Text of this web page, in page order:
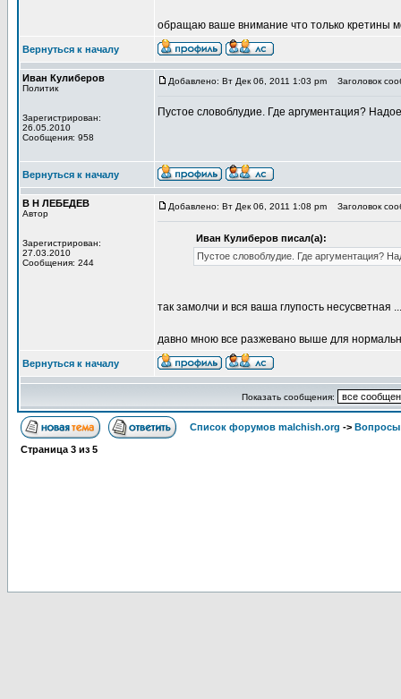
обращаю ваше внимание что только кретины
Вернуться к началу
Иван Кулиберов
Политик
Зарегистрирован:
26.05.2010
Сообщения: 958
Добавлено: Вт Дек 06, 2011 1:03 pm Заголовок
Пустое словоблудие. Где аргументация?
Вернуться к началу
В Н ЛЕБЕДЕВ
Автор
Зарегистрирован:
27.03.2010
Сообщения: 244
Добавлено: Вт Дек 06, 2011 1:08 pm Заголовок
Иван Кулиберов писал(а):
Пустое словоблудие. Где аргументация?
так замолчи и вся ваша глупость несусветная
давно мною все разжевано выше для
Вернуться к началу
Показать сообщения:
Список форумов malchish.org -> Вопросы
Страница 3 из 5